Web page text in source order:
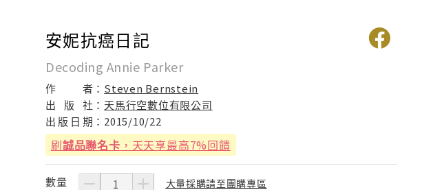
安妮抗癌日記
Decoding Annie Parker
作 者： Steven Bernstein
出
版 社： 天馬行空數位有限公司
出 版 日 期： 2015/10/22
刷誠品聯名卡 ，天天享最高7%回饋
數量 大量採購請至團購專區